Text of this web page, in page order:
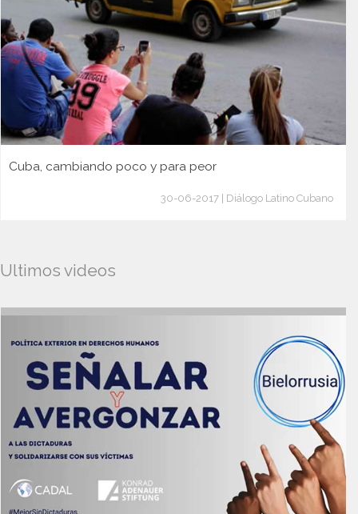
Cuba, cambiando poco y para peor
30-06-2017 | Diálogo Latino Cubano
Ultimos videos